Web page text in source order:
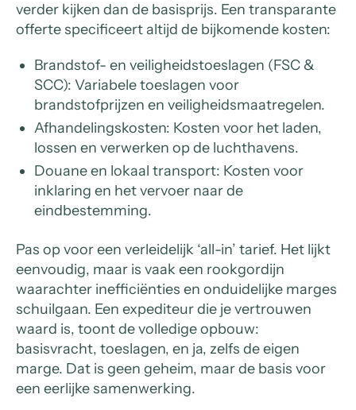
verder kijken dan de basisprijs. Een transparante
offerte specificeert altijd de bijkomende kosten:
Brandstof- en veiligheidstoeslagen (FSC &
SCC): Variabele toeslagen voor
brandstofprijzen en veiligheidsmaatregelen.
Afhandelingskosten: Kosten voor het laden,
lossen en verwerken op de luchthavens.
Douane en lokaal transport: Kosten voor
inklaring en het vervoer naar de
eindbestemming.
Pas op voor een verleidelijk ‘all-in’ tarief. Het lijkt
eenvoudig, maar is vaak een rookgordijn
waarachter inefficiënties en onduidelijke marges
schuilgaan. Een expediteur die je vertrouwen
waard is, toont de volledige opbouw:
basisvracht, toeslagen, en ja, zelfs de eigen
marge. Dat is geen geheim, maar de basis voor
een eerlijke samenwerking.